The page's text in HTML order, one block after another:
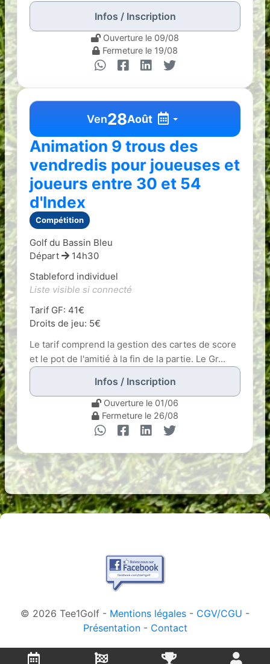
Infos / Inscription
Ouverture le 09/08
Fermeture le 19/08
Ven28Août
Animation 9 trous des
vendredis pour joueuses et
joueurs entre 30 et 54
d'Index
Compétition
Golf du Bassin Bleu
Départ
14h30
Stableford individuel
Liste visible si connecté
Tarif GF: 41€
Droits de jeu: 5€
Le tarif comprend la gestion des cartes de score
et le pot de l'amitié à la fin de la partie. Le Gr...
Infos / Inscription
Ouverture le 01/06
Fermeture le 26/08
© 2026 Tee1Golf - Mentions légales - CGV/CGU -
Présentation- Contact